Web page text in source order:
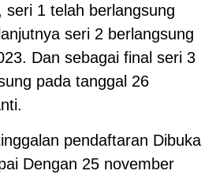
seri 1 telah berlangsung
seri 2 berlangsung
Dan sebagai final seri 3
pada tanggal 26
pendaftaran Dibuka
Dengan 25 november